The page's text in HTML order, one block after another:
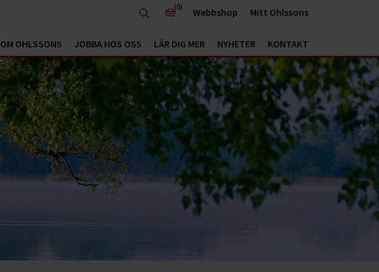
OM OHLSSONS JOBBA HOS OSS LÄR DIG MER NYHETER KONTAKT
(0) Webbshop Mitt Ohlssons